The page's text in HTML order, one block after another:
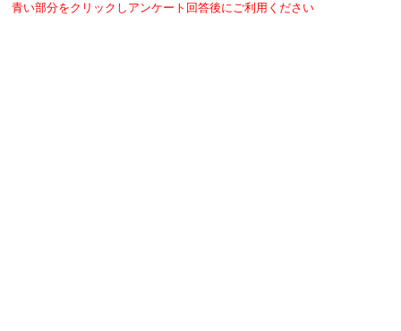
青い部分をクリックしアンケート回答後にご利用ください